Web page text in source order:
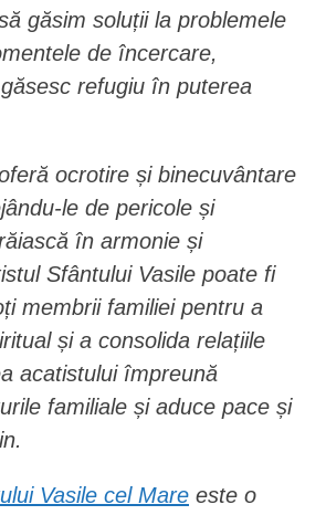
găsim soluții la problemele
de încercare,
refugiu în puterea
ocrotire și binecuvântare
le de pericole și
în armonie și
Sfântului Vasile poate fi
membrii familiei pentru a
și a consolida relațiile
acatistului împreună
familiale și aduce pace și
Vasile cel Mare este o